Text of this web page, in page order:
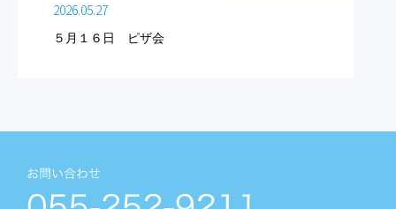
2026.05.27
５月１６日 ピザ会